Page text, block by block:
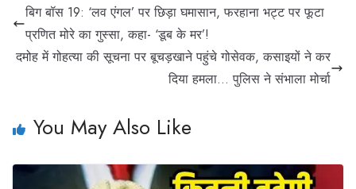
बिग बॉस 19: ‘लव एंगल’ पर छिड़ा घमासान, फरहाना भट्ट पर फूटा
प्रणित मोरे का गुस्सा, कहा- ‘डूब के मर’!
दमोह में गोहत्या की सूचना पर बूचड़खाने पहुंचे गोसेवक, कसाइयों ने कर
दिया हमला… पुलिस ने संभाला मोर्चा
You May Also Like